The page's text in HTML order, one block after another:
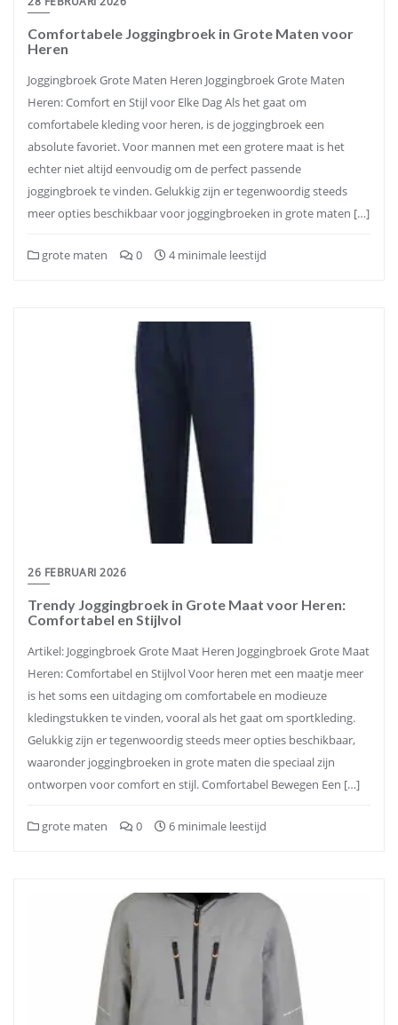
Comfortabele Joggingbroek in Grote Maten voor
Heren
Joggingbroek Grote Maten Heren Joggingbroek Grote Maten
Heren: Comfort en Stijl voor Elke Dag Als het gaat om
comfortabele kleding voor heren, is de joggingbroek een
absolute favoriet. Voor mannen met een grotere maat is het
echter niet altijd eenvoudig om de perfect passende
joggingbroek te vinden. Gelukkig zijn er tegenwoordig steeds
meer opties beschikbaar voor joggingbroeken in grote maten […]
grote maten 0 4 minimale leestijd
26 FEBRUARI 2026
Trendy Joggingbroek in Grote Maat voor Heren:
Comfortabel en Stijlvol
Artikel: Joggingbroek Grote Maat Heren Joggingbroek Grote Maat
Heren: Comfortabel en Stijlvol Voor heren met een maatje meer
is het soms een uitdaging om comfortabele en modieuze
kledingstukken te vinden, vooral als het gaat om sportkleding.
Gelukkig zijn er tegenwoordig steeds meer opties beschikbaar,
waaronder joggingbroeken in grote maten die speciaal zijn
ontworpen voor comfort en stijl. Comfortabel Bewegen Een […]
grote maten 0 6 minimale leestijd